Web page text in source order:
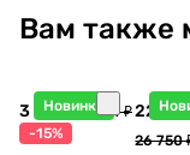
Вам также
Новинка
3 998 ₽4 704 ₽
-15%
22
26 750